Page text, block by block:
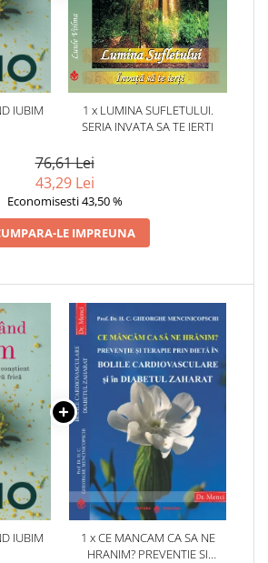
IUBIM
1 x LUMINA SUFLETULUI.
SERIA INVATA SA TE IERTI
76,61 Lei
43,29 Lei
Economisesti 43,50 %
LE IMPREUNA
IUBIM
1 x CE MANCAM CA SA NE
HRANIM? PREVENTIE SI